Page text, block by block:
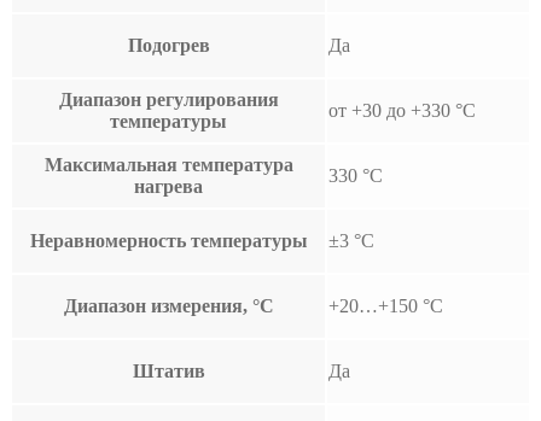
Подогрев Да
Диапазон регулирования
температуры
от +30 до +330 °C
Максимальная температура
нагрева
330 °С
Неравномерность температуры ±3 °С
Диапазон измерения, °C +20…+150 °C
Штатив Да